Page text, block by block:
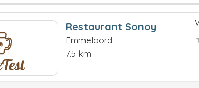
Restaurant Sonoy
Emmeloord
7.5 km